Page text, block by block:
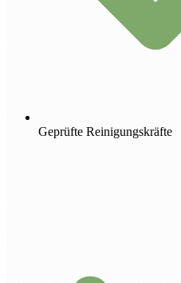
Geprüfte Reinigungskräfte